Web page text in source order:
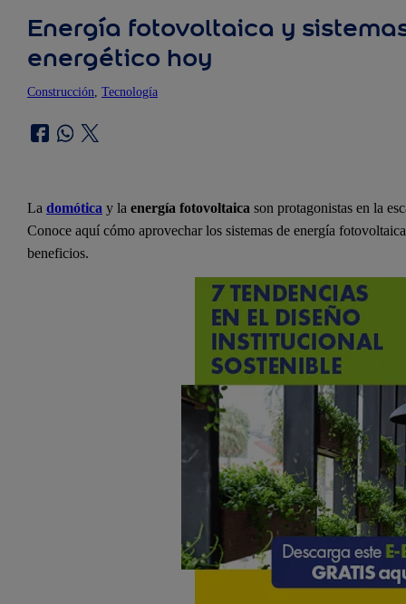
Energía fotovoltaica y
energético hoy
Construcción Tecnología
La domótica y la energía fotovoltaica son protagonistas en la
Conoce aquí cómo aprovechar los sistemas de energía
beneficios.